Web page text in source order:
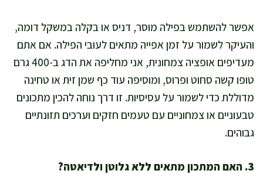
אפשר להשתמש בפילה מוסר, דניס או בקלה במשקל דומה,
והעיקר לשמור על זמן אפייה מתאים לעובי הפילה. אם אתם
מעדיפים אופציה צמחונית, אני מחליפה את הדג ב-400 גרם
טופו קשה סחוט ופרוס, ומוסיפה עוד כף שמן זית או טחינה
מדוללת כדי לשמור על עסיסיות. זו דרך נוחה להכין מתכונים
טבעוניים או צמחוניים עם טעמים חזקים וערכים תזונתיים
גבוהים.
3. האם המתכון מתאים ללא גלוטן ולדיאטה?